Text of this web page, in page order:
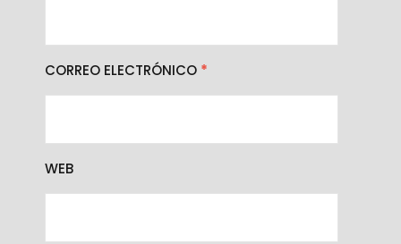
CORREO ELECTRÓNICO *
WEB